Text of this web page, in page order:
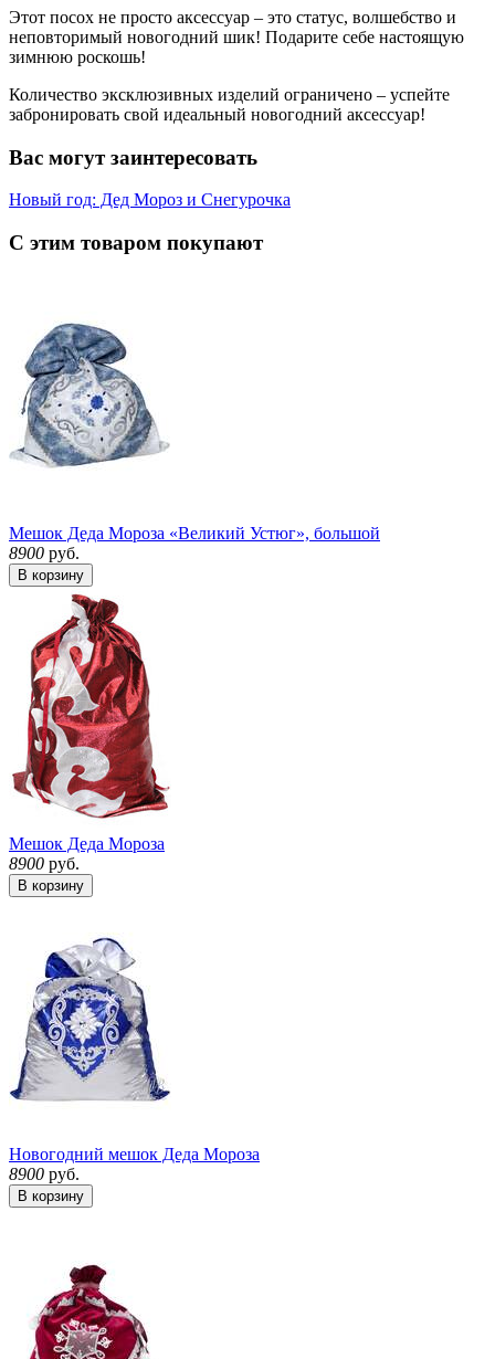
Этот посох не просто аксессуар – это статус, волшебство и
неповторимый новогодний шик! Подарите себе настоящую
зимнюю роскошь!
Количество эксклюзивных изделий ограничено – успейте
забронировать свой идеальный новогодний аксессуар!
Вас могут заинтересовать
Новый год: Дед Мороз и Снегурочка
С этим товаром покупают
Мешок Деда Мороза «Великий Устюг», большой
8900 руб.
В корзину
Мешок Деда Мороза
8900 руб.
В корзину
Новогодний мешок Деда Мороза
8900 руб.
В корзину